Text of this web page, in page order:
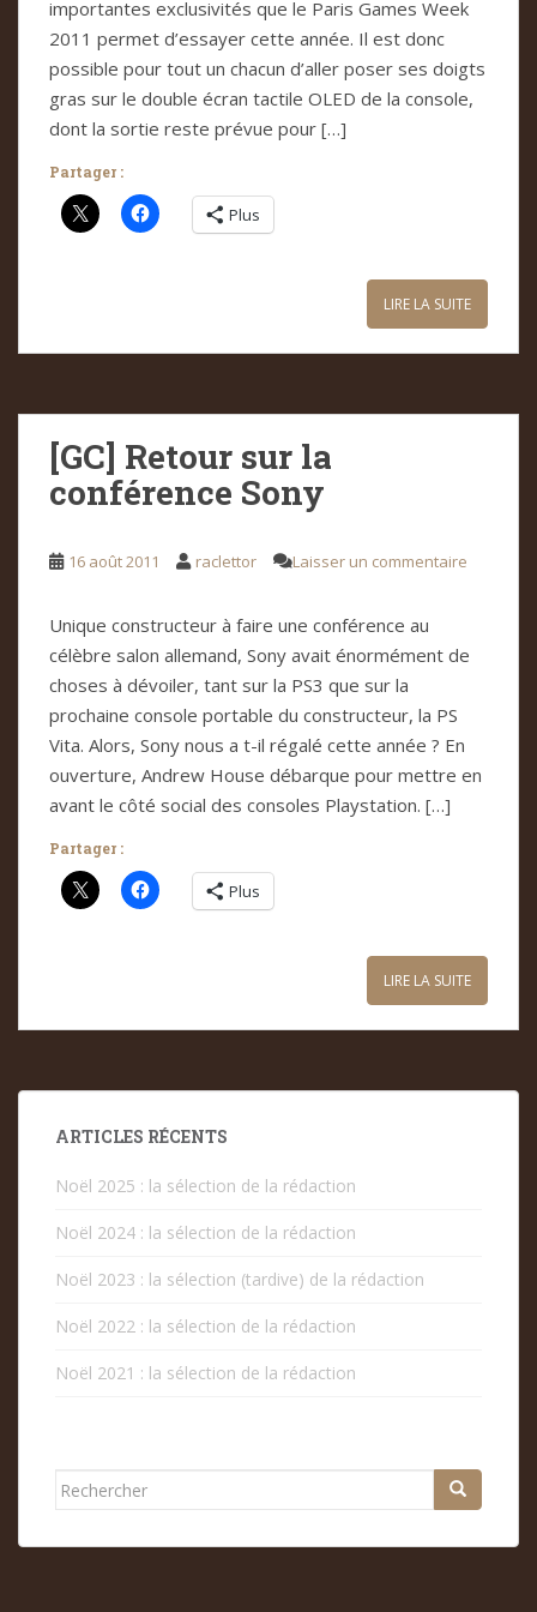
importantes exclusivités que le Paris Games Week
2011 permet d’essayer cette année. Il est donc
possible pour tout un chacun d’aller poser ses doigts
gras sur le double écran tactile OLED de la console,
dont la sortie reste prévue pour […]
Partager :
Plus
LIRE LA SUITE
[GC] Retour sur la
conférence Sony
16 août 2011 raclettor Laisser un commentaire
Unique constructeur à faire une conférence au
célèbre salon allemand, Sony avait énormément de
choses à dévoiler, tant sur la PS3 que sur la
prochaine console portable du constructeur, la PS
Vita. Alors, Sony nous a t-il régalé cette année ? En
ouverture, Andrew House débarque pour mettre en
avant le côté social des consoles Playstation. […]
Partager :
Plus
LIRE LA SUITE
ARTICLES RÉCENTS
Noël 2025 : la sélection de la rédaction
Noël 2024 : la sélection de la rédaction
Noël 2023 : la sélection (tardive) de la rédaction
Noël 2022 : la sélection de la rédaction
Noël 2021 : la sélection de la rédaction
Rechercher...